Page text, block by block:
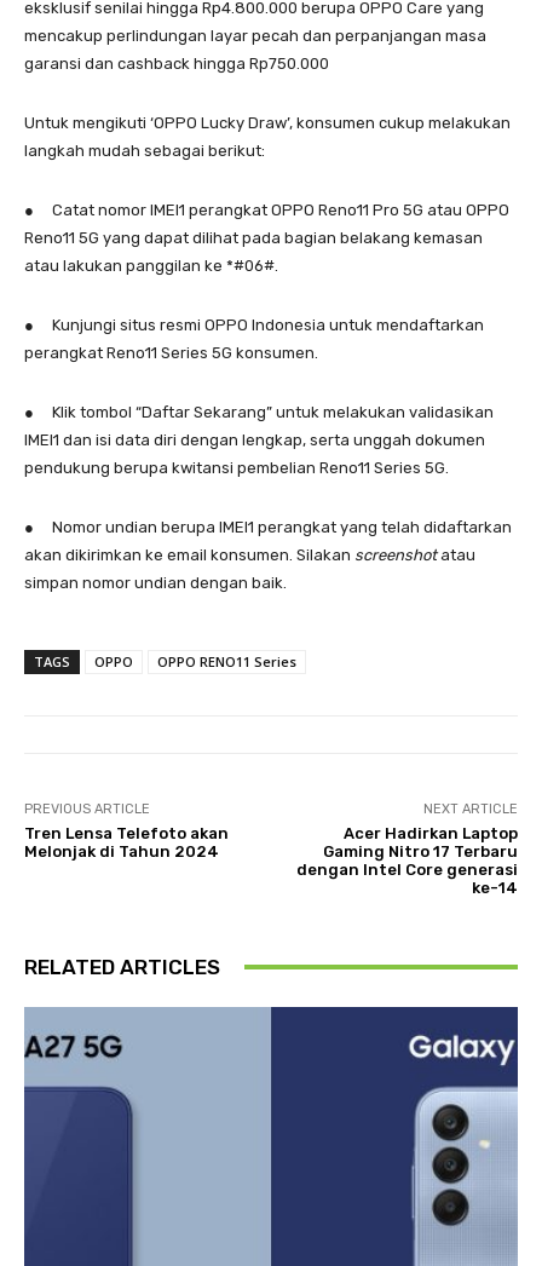
eksklusif senilai hingga Rp4.800.000 berupa OPPO Care yang
mencakup perlindungan layar pecah dan perpanjangan masa
garansi dan cashback hingga Rp750.000
Untuk mengikuti ‘OPPO Lucky Draw’, konsumen cukup melakukan
langkah mudah sebagai berikut:
● Catat nomor IMEI1 perangkat OPPO Reno11 Pro 5G atau OPPO
Reno11 5G yang dapat dilihat pada bagian belakang kemasan
atau lakukan panggilan ke *#06#.
● Kunjungi situs resmi OPPO Indonesia untuk mendaftarkan
perangkat Reno11 Series 5G konsumen.
● Klik tombol “Daftar Sekarang” untuk melakukan validasikan
IMEI1 dan isi data diri dengan lengkap, serta unggah dokumen
pendukung berupa kwitansi pembelian Reno11 Series 5G.
● Nomor undian berupa IMEI1 perangkat yang telah didaftarkan
akan dikirimkan ke email konsumen. Silakan screenshotatau
simpan nomor undian dengan baik.
TAGS OPPO OPPO RENO11 Series
PREVIOUS ARTICLE
Tren Lensa Telefoto akan
Melonjak di Tahun 2024
NEXT ARTICLE
Acer Hadirkan Laptop
Gaming Nitro 17 Terbaru
dengan Intel Core generasi
ke-14
RELATED ARTICLES